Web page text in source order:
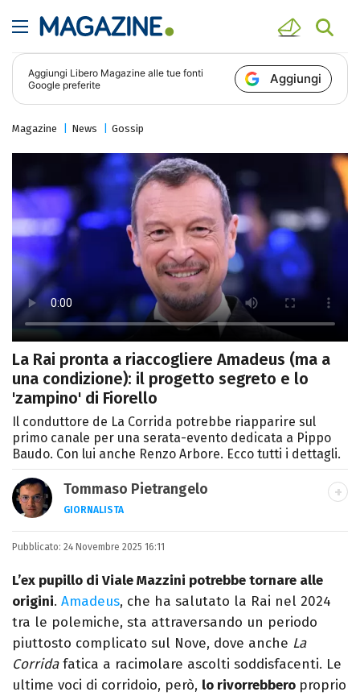
Aggiungi Libero Magazine alle tue fonti
Google preferite
Aggiungi
Magazine News Gossip
La Rai pronta a riaccogliere Amadeus (ma a
una condizione): il progetto segreto e lo
'zampino' di Fiorello
Il conduttore de La Corrida potrebbe riapparire sul
primo canale per una serata-evento dedicata a Pippo
Baudo. Con lui anche Renzo Arbore. Ecco tutti i dettagli.
Tommaso Pietrangelo
GIORNALISTA
Autore, giornalista, cantautore. Laureato in
cinema, poesia e Shakespeare. Scrive
canzoni e ama i gatti.
Pubblicato: 24 Novembre 2025 16:11
L’ex pupillo di Viale Mazzini potrebbe tornare alle
origini. Amadeus, che ha salutato la Rai nel 2024
tra le polemiche, sta attraversando un periodo
piuttosto complicato sul Nove, dove anche La
Corridafatica a racimolare ascolti soddisfacenti. Le
ultime voci di corridoio, però, lo rivorrebbero proprio